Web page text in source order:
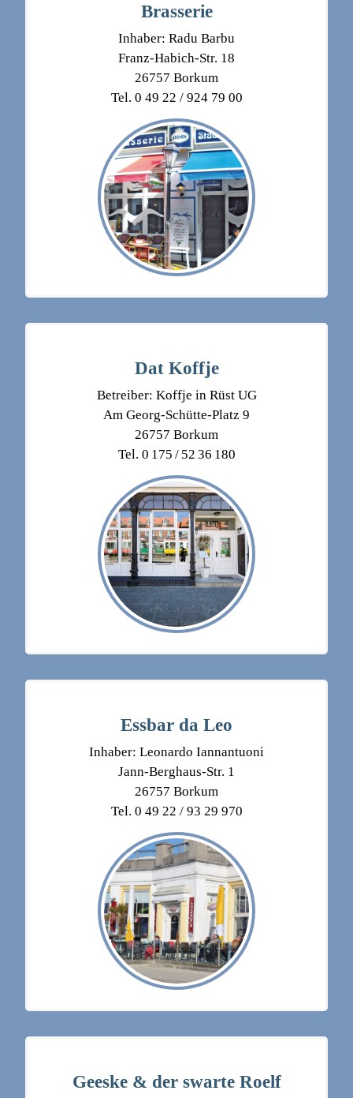
Brasserie
Inhaber: Radu Barbu
Franz-Habich-Str. 18
26757 Borkum
Tel. 0 49 22 / 924 79 00
Dat Koffje
Betreiber: Koffje in Rüst UG
Am Georg-Schütte-Platz 9
26757 Borkum
Tel. 0 175 / 52 36 180
Essbar da Leo
Inhaber: Leonardo Iannantuoni
Jann-Berghaus-Str. 1
26757 Borkum
Tel. 0 49 22 / 93 29 970
Geeske & der swarte Roelf